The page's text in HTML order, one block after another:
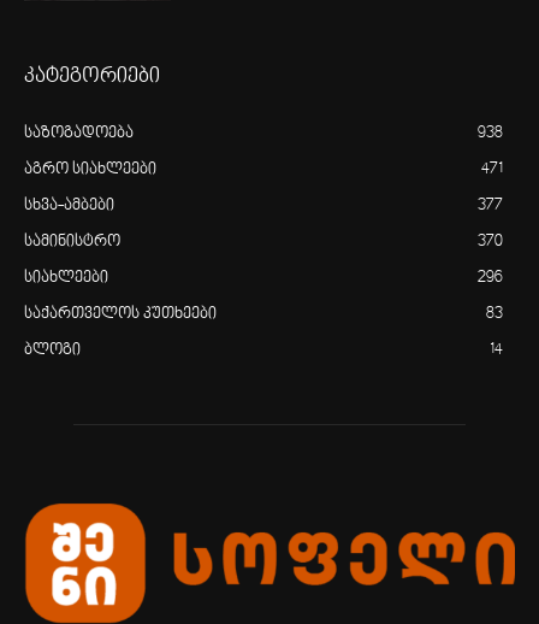
კატეგორიები
საზოგადოება 938
აგრო სიახლეები 471
სხვა-ამბები 377
სამინისტრო 370
სიახლეები 296
საქართველოს კუთხეები 83
ბლოგი 14